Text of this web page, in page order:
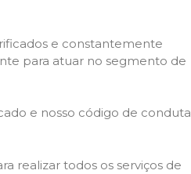
e constantemente
para atuar no segmento de
e nosso código de conduta
realizar todos os serviços de